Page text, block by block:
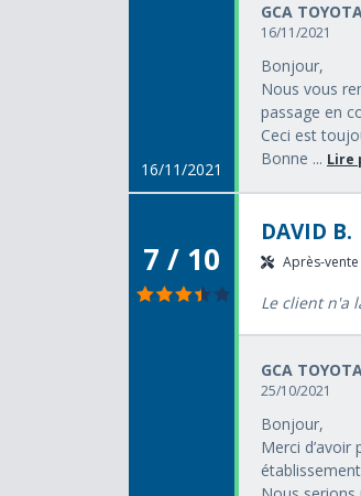
16/11/2021
GCA
16/11/2021
Bonjour,
Nous vous
passage en
Ceci est
Bonne ... Lire
7 / 10
DAVID B.
Après-
Le client n'a
GCA
25/10/2021
Bonjour,
Merci